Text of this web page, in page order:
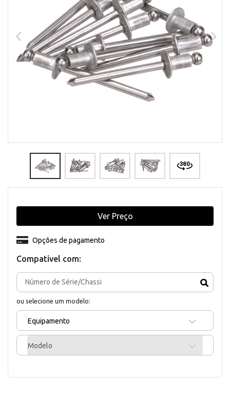
Compativel com:
ou selecione um modelo:
Equipamento
Modelo
Opções de pagamento
Ver Preço